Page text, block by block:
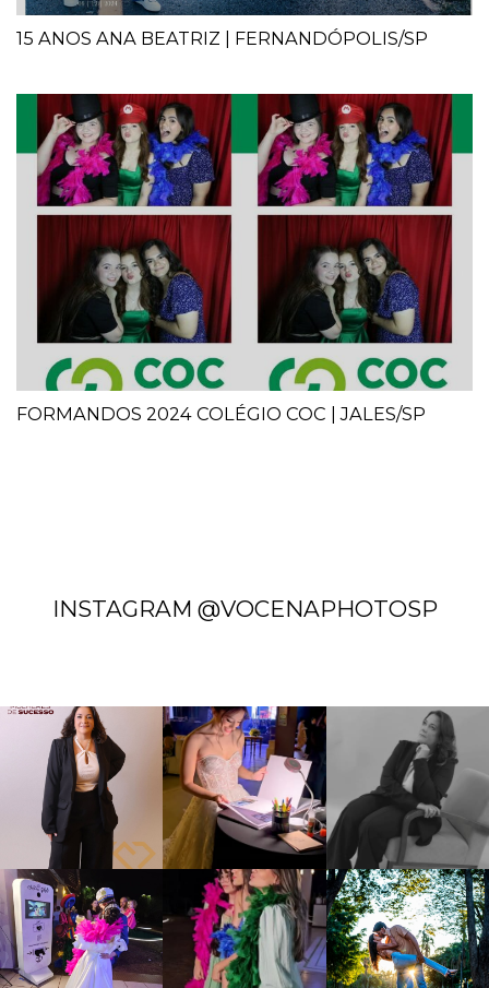
15 ANOS ANA BEATRIZ | FERNANDÓPOLIS/SP
FORMANDOS 2024 COLÉGIO COC | JALES/SP
INSTAGRAM @VOCENAPHOTOSP